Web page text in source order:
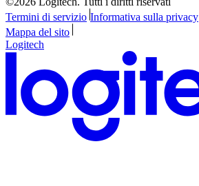
Termini di servizio Informativa sulla privacy
Mappa del sito
Logitech